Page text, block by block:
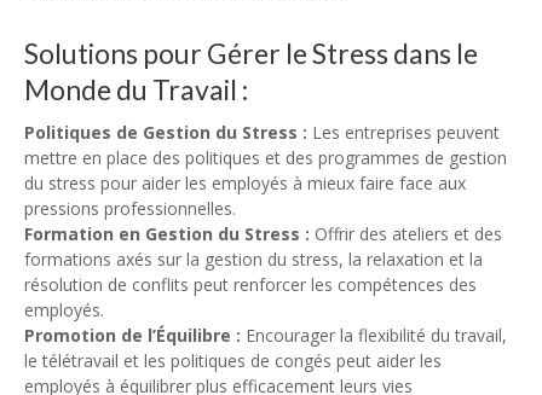
Solutions pour Gérer le Stress dans le
Monde du Travail :
Politiques de Gestion du Stress : Les entreprises peuvent
mettre en place des politiques et des programmes de gestion
du stress pour aider les employés à mieux faire face aux
pressions professionnelles.
Formation en Gestion du Stress : Offrir des ateliers et des
formations axés sur la gestion du stress, la relaxation et la
résolution de conflits peut renforcer les compétences des
employés.
Promotion de l’Équilibre : Encourager la flexibilité du travail,
le télétravail et les politiques de congés peut aider les
employés à équilibrer plus efficacement leurs vies